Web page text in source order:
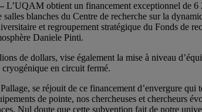
L’UQAM obtient un financement exceptionnel de 6
blanches du Centre de recherche sur la
et regroupement stratégique du Fonds de
Daniele Pinti.
de dollars, vise également la mise à niveau
cryogénique en circuit fermé.
se réjouit de ce financement d’envergure
de pointe, nos chercheuses et chercheurs
Nul doute que cette subvention fait de notre